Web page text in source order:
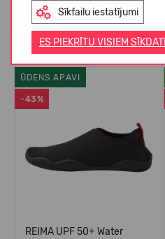
Sīkfailu iestatījumi
ES PIEKRĪTU VISIEM
Līdzīgas
-43%
ŪDENS APAVI
REIMA UPF 50+ Water